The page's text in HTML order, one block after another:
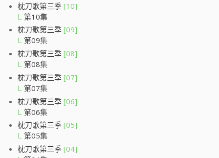
枕刀歌第三季 [10]
L 第10集
枕刀歌第三季 [09]
L 第09集
枕刀歌第三季 [08]
L 第08集
枕刀歌第三季 [07]
L 第07集
枕刀歌第三季 [06]
L 第06集
枕刀歌第三季 [05]
L 第05集
枕刀歌第三季 [04]